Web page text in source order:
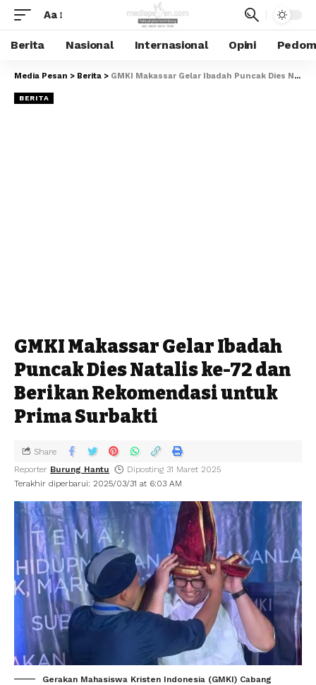
Aa
Berita Nasional Internasional Opini
Media Pesan > Berita > GMKI Makassar Gelar Ibadah Puncak Dies Natalis ke-72 dan Berikan Rekomendasi untuk Prima Surbakti
BERITA
GMKI Makassar Gelar Ibadah
Puncak Dies Natalis ke-72 dan
Berikan Rekomendasi untuk
Prima Surbakti
Terakhir diperbarui: 2025/03/31 at 6:03 AM
Reporter Burung Hantu Diposting 31 Maret 2025
Share
Gerakan Mahasiswa Kristen Indonesia (GMKI) Cabang